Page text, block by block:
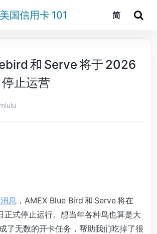
美国信用卡 101 简
和 Serve 将于 2026
止运营
息 ，AMEX Blue Bird 和 Serve 将在
正式停止运行。想当年各种鸟也算是大
了无数的开卡任务，帮助我们吃掉了很